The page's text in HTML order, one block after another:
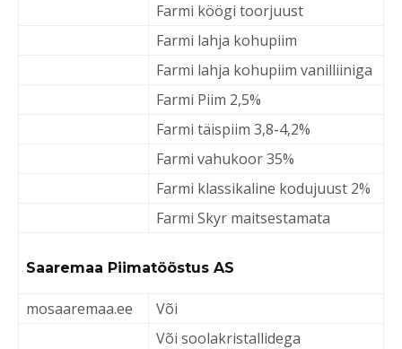
Farmi köögi toorjuust
Farmi lahja kohupiim
Farmi lahja kohupiim vanilliiniga
Farmi Piim 2,5%
Farmi täispiim 3,8-4,2%
Farmi vahukoor 35%
Farmi klassikaline kodujuust 2%
Farmi Skyr maitsestamata
Saaremaa Piimatööstus AS
mosaaremaa.ee
Või
Või soolakristallidega